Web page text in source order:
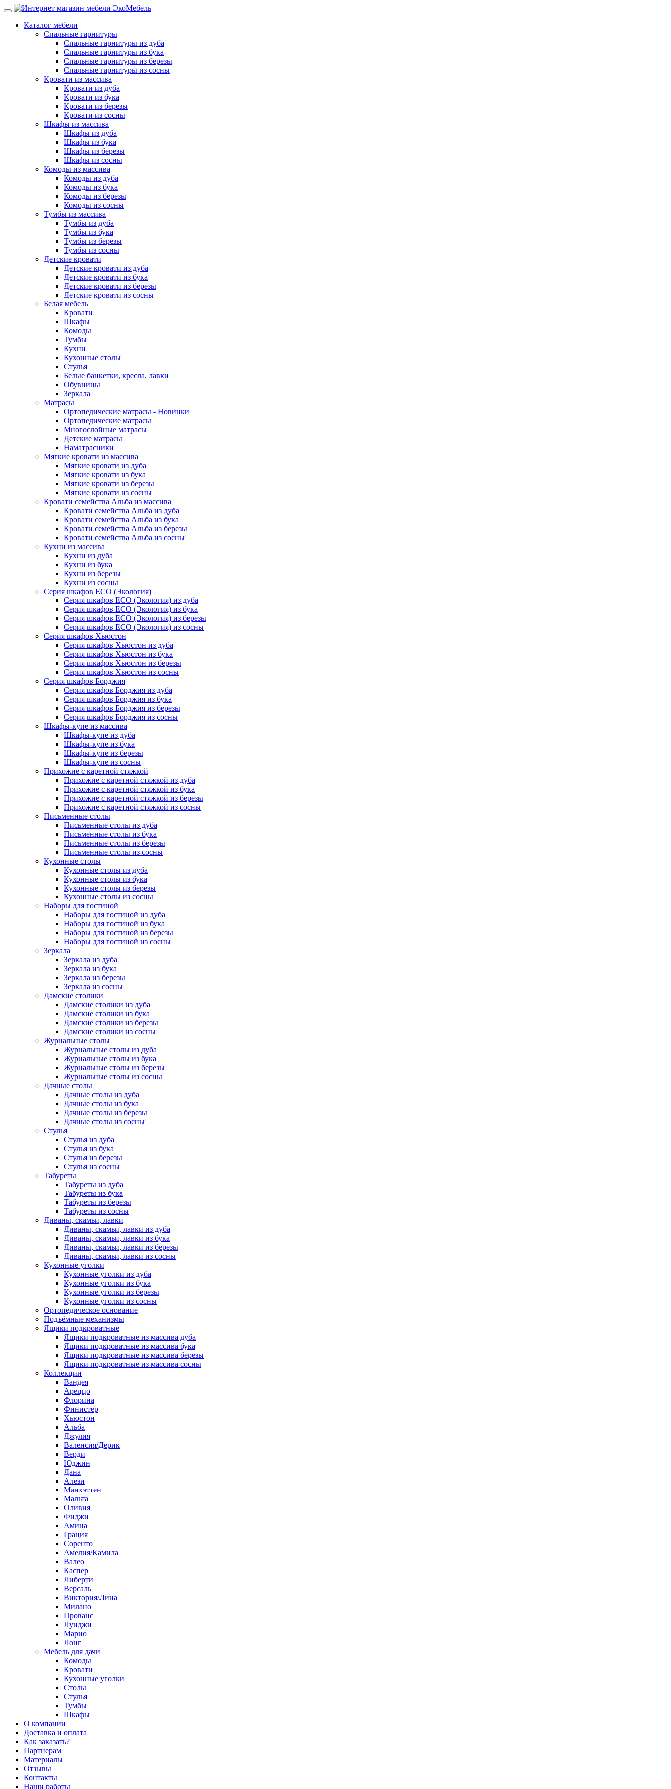
Каталог мебели
Спальные гарнитуры
Спальные гарнитуры из дуба
Спальные гарнитуры из бука
Спальные гарнитуры из березы
Спальные гарнитуры из сосны
Кровати из массива
Кровати из дуба
Кровати из бука
Кровати из березы
Кровати из сосны
Шкафы из массива
Шкафы из дуба
Шкафы из бука
Шкафы из березы
Шкафы из сосны
Комоды из массива
Комоды из дуба
Комоды из бука
Комоды из березы
Комоды из сосны
Тумбы из массива
Тумбы из дуба
Тумбы из бука
Тумбы из березы
Тумбы из сосны
Детские кровати
Детские кровати из дуба
Детские кровати из бука
Детские кровати из березы
Детские кровати из сосны
Белая мебель
Кровати
Шкафы
Комоды
Тумбы
Кухни
Кухонные столы
Стулья
Белые банкетки, кресла, лавки
Обувницы
Зеркала
Матрасы
Ортопедические матрасы - Новинки
Ортопедические матрасы
Многослойные матрасы
Детские матрасы
Наматрасники
Мягкие кровати из массива
Мягкие кровати из дуба
Мягкие кровати из бука
Мягкие кровати из березы
Мягкие кровати из сосны
Кровати семейства Альба из массива
Кровати семейства Альба из дуба
Кровати семейства Альба из бука
Кровати семейства Альба из березы
Кровати семейства Альба из сосны
Кухни из массива
Кухни из дуба
Кухни из бука
Кухни из березы
Кухни из сосны
Серия шкафов ECO (Экология)
Серия шкафов ECO (Экология) из дуба
Серия шкафов ECO (Экология) из бука
Серия шкафов ECO (Экология) из березы
Серия шкафов ECO (Экология) из сосны
Серия шкафов Хьюстон
Серия шкафов Хьюстон из дуба
Серия шкафов Хьюстон из бука
Серия шкафов Хьюстон из березы
Серия шкафов Хьюстон из сосны
Серия шкафов Борджия
Серия шкафов Борджия из дуба
Серия шкафов Борджия из бука
Серия шкафов Борджия из березы
Серия шкафов Борджия из сосны
Шкафы-купе из массива
Шкафы-купе из дуба
Шкафы-купе из бука
Шкафы-купе из березы
Шкафы-купе из сосны
Прихожие с каретной стяжкой
Прихожие с каретной стяжкой из дуба
Прихожие с каретной стяжкой из бука
Прихожие с каретной стяжкой из березы
Прихожие с каретной стяжкой из сосны
Письменные столы
Письменные столы из дуба
Письменные столы из бука
Письменные столы из березы
Письменные столы из сосны
Кухонные столы
Кухонные столы из дуба
Кухонные столы из бука
Кухонные столы из березы
Кухонные столы из сосны
Наборы для гостиной
Наборы для гостиной из дуба
Наборы для гостиной из бука
Наборы для гостиной из березы
Наборы для гостиной из сосны
Зеркала
Зеркала из дуба
Зеркала из бука
Зеркала из березы
Зеркала из сосны
Дамские столики
Дамские столики из дуба
Дамские столики из бука
Дамские столики из березы
Дамские столики из сосны
Журнальные столы
Журнальные столы из дуба
Журнальные столы из бука
Журнальные столы из березы
Журнальные столы из сосны
Дачные столы
Дачные столы из дуба
Дачные столы из бука
Дачные столы из березы
Дачные столы из сосны
Стулья
Стулья из дуба
Стулья из бука
Стулья из березы
Стулья из сосны
Табуреты
Табуреты из дуба
Табуреты из бука
Табуреты из березы
Табуреты из сосны
Диваны, скамьи, лавки
Диваны, скамьи, лавки из дуба
Диваны, скамьи, лавки из бука
Диваны, скамьи, лавки из березы
Диваны, скамьи, лавки из сосны
Кухонные уголки
Кухонные уголки из дуба
Кухонные уголки из бука
Кухонные уголки из березы
Кухонные уголки из сосны
Ортопедическое основание
Подъёмные механизмы
Ящики подкроватные
Ящики подкроватные из массива дуба
Ящики подкроватные из массива бука
Ящики подкроватные из массива березы
Ящики подкроватные из массива сосны
Коллекции
Вандея
Ареццо
Флорина
Финистер
Хьюстон
Альба
Джулия
Валенсия/Дерик
Верди
Юджин
Дана
Алези
Манхэттен
Мальта
Оливия
Фиджи
Амина
Грация
Соренто
Амелия/Камила
Валео
Каспер
Либерти
Версаль
Виктория/Лина
Милано
Прованс
Луиджи
Марио
Лонг
Мебель для дачи
Комоды
Кровати
Кухонные уголки
Столы
Стулья
Тумбы
Шкафы
О компании
Доставка и оплата
Как заказать?
Партнерам
Материалы
Отзывы
Контакты
Наши работы